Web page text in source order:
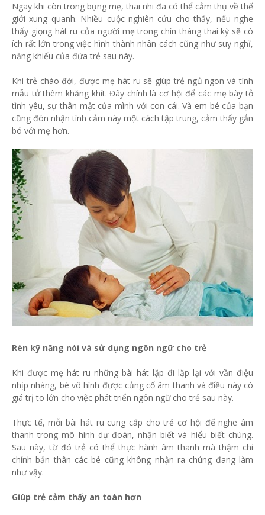
Ngay khi còn trong bụng mẹ, thai nhi đã có thể cảm thụ về thế
giới xung quanh. Nhiều cuộc nghiên cứu cho thấy, nếu nghe
thấy giọng hát ru của người mẹ trong chín tháng thai kỳ sẽ có
ích rất lớn trong việc hình thành nhân cách cũng như suy nghĩ,
năng khiếu của đứa trẻ sau này.
Khi trẻ chào đời, được mẹ hát ru sẽ giúp trẻ ngủ ngon và tình
mẫu tử thêm khăng khít. Đây chính là cơ hội để các mẹ bày tỏ
tình yêu, sự thân mật của mình với con cái. Và em bé của bạn
cũng đón nhận tình cảm này một cách tập trung, cảm thấy gắn
bó với mẹ hơn.
Rèn kỹ năng nói và sử dụng ngôn ngữ cho trẻ
Khi được mẹ hát ru những bài hát lặp đi lặp lại với vần điệu
nhịp nhàng, bé vô hình được củng cố âm thanh và điều này có
giá trị to lớn cho việc phát triển ngôn ngữ cho trẻ sau này.
Thực tế, mỗi bài hát ru cung cấp cho trẻ cơ hội để nghe âm
thanh trong mô hình dự đoán, nhận biết và hiểu biết chúng.
Sau này, từ đó trẻ có thể thực hành âm thanh mà thậm chí
chính bản thân các bé cũng không nhận ra chúng đang làm
như vậy.
Giúp trẻ cảm thấy an toàn hơn